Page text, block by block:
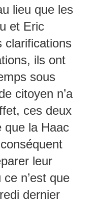
lieu que les
et Eric
clarifications
ils ont
sous
citoyen n’a
ces deux
que la Haac
leur
n’est que
dernier